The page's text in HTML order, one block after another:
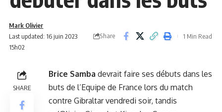
Last updated: 16 juin 2023
15h02
Mark Olivier
Share
1 Min Read
SHARE
Brice Samba devrait faire ses débuts dans les
buts de l’Equipe de France lors du match
contre Gibraltar vendredi soir, tandis